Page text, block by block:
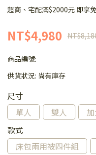
超商、宅配滿$2000元 即享
NT$4,980
商品編號:
供貨狀況: 尚有庫存
尺寸
單人
雙人
款式
床包兩用被四件組